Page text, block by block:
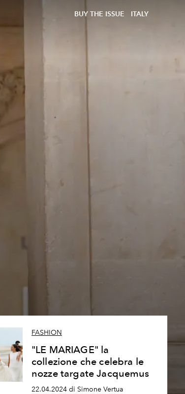
BUY THE ISSUE ITALY
FASHION
"LE MARIAGE" la
collezione che celebra le
nozze targate Jacquemus
22.04.2024 di Simone Vertua